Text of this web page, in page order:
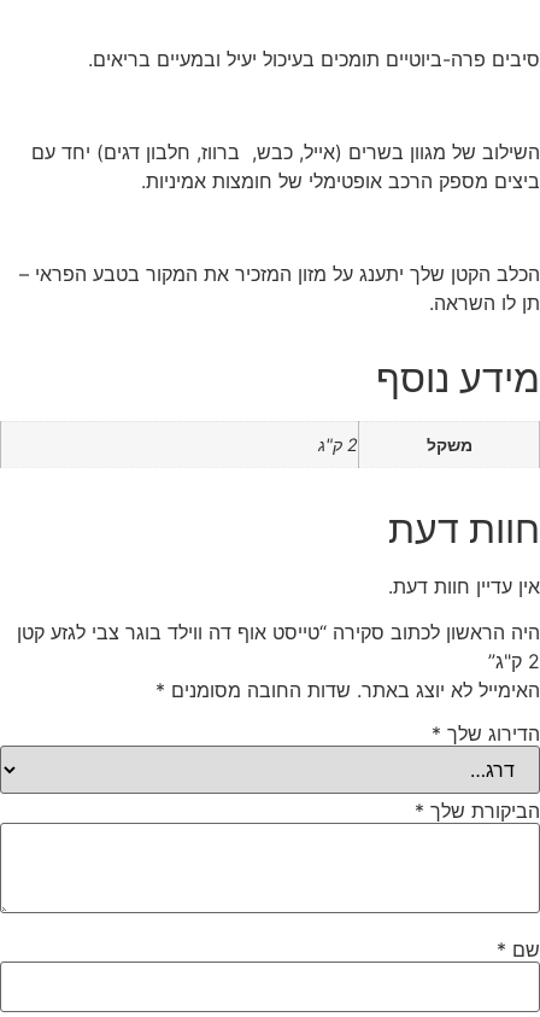
סיבים פרה-ביוטיים תומכים בעיכול יעיל ובמעיים בריאים.
השילוב של מגוון בשרים (אייל, כבש, ברווז, חלבון דגים) יחד עם
ביצים מספק הרכב אופטימלי של חומצות אמיניות.
הכלב הקטן שלך יתענג על מזון המזכיר את המקור בטבע הפראי –
תן לו השראה.
מידע נוסף
משקל 2 ק"ג
חוות דעת
אין עדיין חוות דעת.
היה הראשון לכתוב סקירה “טייסט אוף דה ווילד בוגר צבי לגזע קטן
2 ק"ג”
האימייל לא יוצג באתר. שדות החובה מסומנים *
הדירוג שלך *
הביקורת שלך *
שם *